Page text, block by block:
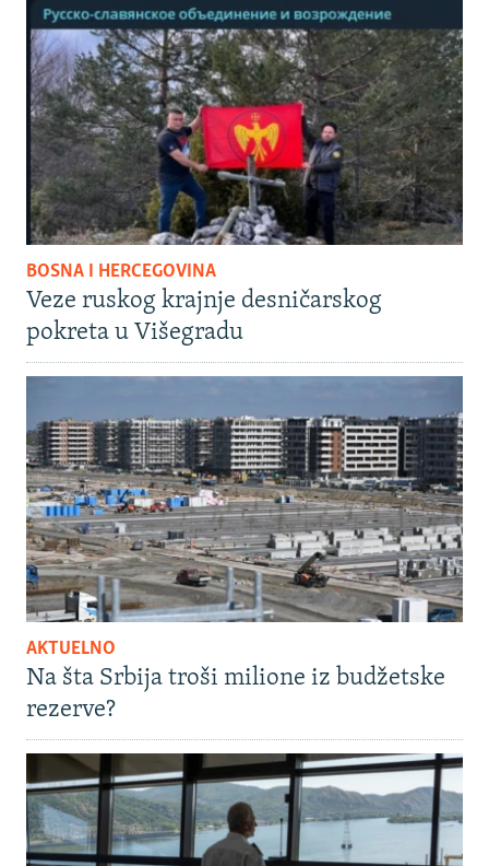
BOSNA I HERCEGOVINA
Veze ruskog krajnje desničarskog
pokreta u Višegradu
AKTUELNO
Na šta Srbija troši milione iz budžetske
rezerve?